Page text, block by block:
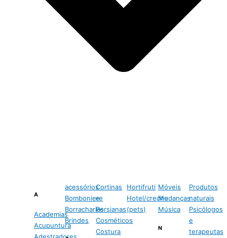
A
Academias
Acupuntura
acessórios
Bomboniere
Borracharias
Brindes
Cortinas
e
Persianas
Cosméticos
Costura
Hortifruti
Hotel/creche
(pets)
Móveis
Mudanças
Música
N
Produtos
naturais
Psicólogos
e
terapeutas